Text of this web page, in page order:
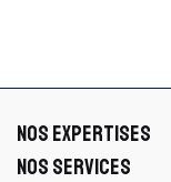
NOS EXPERTISES
NOS SERVICES